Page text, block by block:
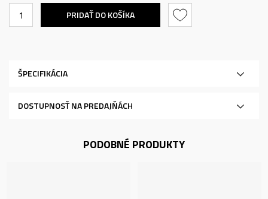
PRIDAŤ DO KOŠÍKA
ŠPECIFIKÁCIA
DOSTUPNOSŤ NA PREDAJŇÁCH
PODOBNÉ PRODUKTY